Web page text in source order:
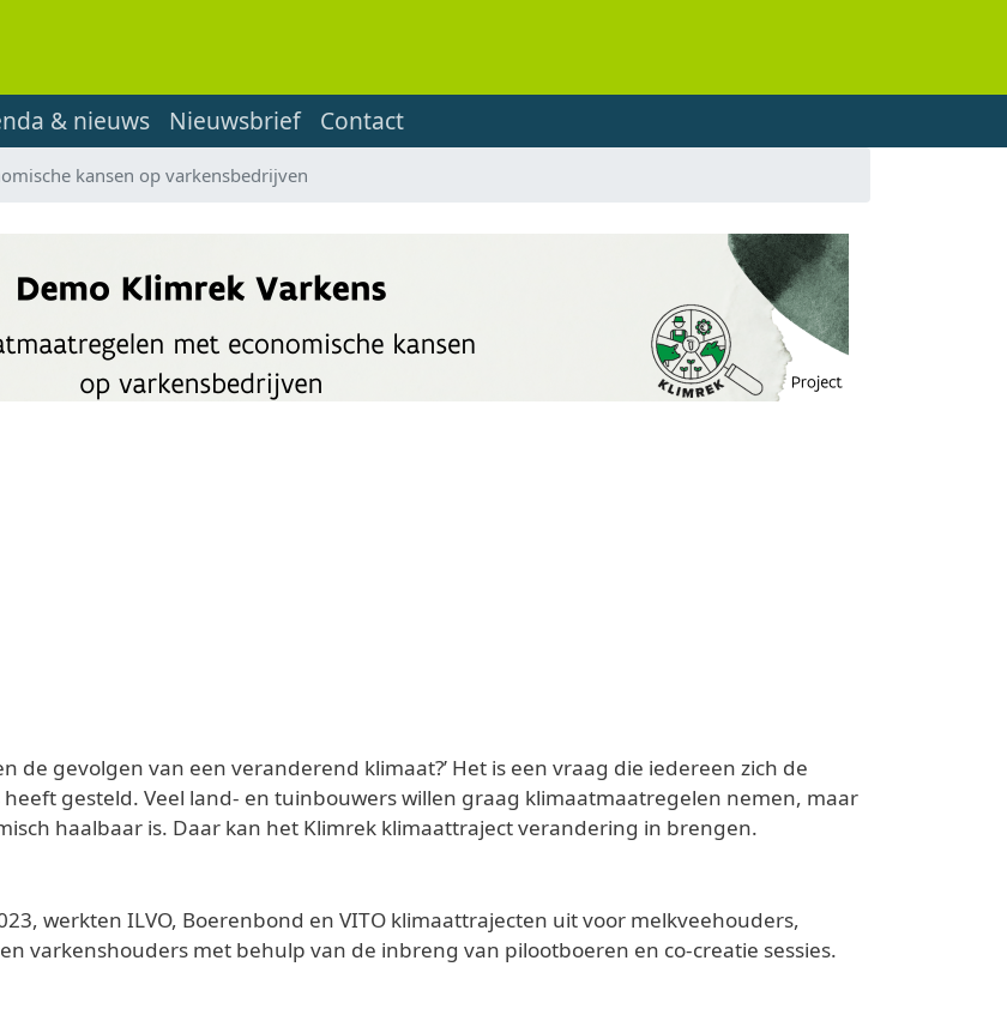
& nieuws Nieuwsbrief Contact
kansen op varkensbedrijven
de gevolgen van een veranderend klimaat?’ Het is een vraag die iedereen zich de
gesteld. Veel land- en tuinbouwers willen graag klimaatmaatregelen nemen, maar
haalbaar is. Daar kan het Klimrek klimaattraject verandering in brengen.
werkten ILVO, Boerenbond en VITO klimaattrajecten uit voor melkveehouders,
varkenshouders met behulp van de inbreng van pilootboeren en co-creatie sessies.